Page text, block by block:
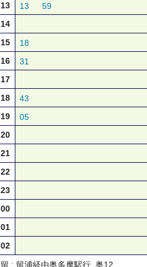
13 13 59
14
15
18
16 31
17
18
43
19
05
20
21
22
23
00
01
02
留 : 留浦経由奥多摩駅行 奥12